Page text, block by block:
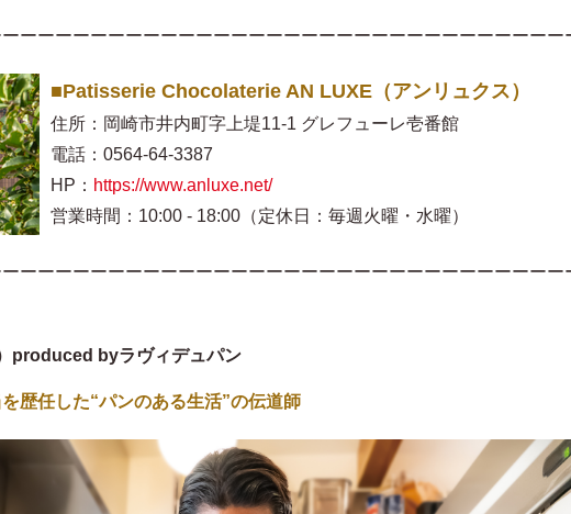
ーーーーーーーーーーーーーーーーーーーーーーーーーーーーーーー
■Patisserie Chocolaterie AN LUXE（アンリュクス）
住所：岡崎市井内町字上堤11-1 グレフューレ壱番館
電話：0564-64-3387
HP： https://www.anluxe.net/
営業時間：10:00 - 18:00（定休日：毎週火曜・水曜）
ーーーーーーーーーーーーーーーーーーーーーーーーーーーーーーー
produced byラヴィデュパン
歴任した“パンのある生活”の伝道師